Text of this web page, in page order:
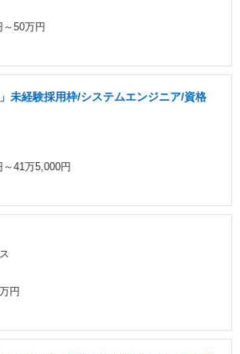
～50万円
未経験採用枠/システムエンジニア/資格
41万5,000円
円